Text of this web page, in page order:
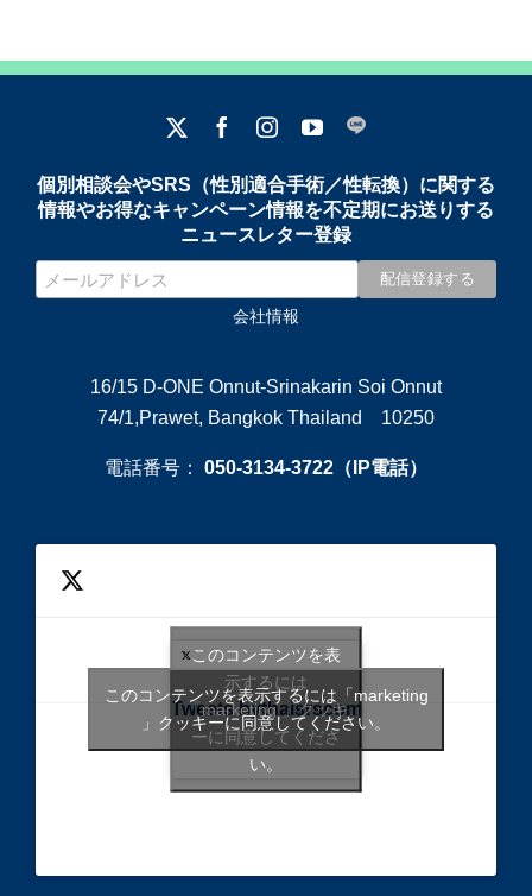
個別相談会やSRS（性別適合手術／性転換）に関する
情報やお得なキャンペーン情報を不定期にお送りする
ニュースレター登録
会社情報
16/15 D-ONE Onnut-Srinakarin Soi Onnut
74/1,Prawet, Bangkok Thailand 10250
電話番号： 050-3134-3722（IP電話）
Tweets bythaisrscom
このコンテンツを表
示するには
「marketing 」クッキ
ーに同意してくださ
い。
このコンテンツを表示するには「marketing
」クッキーに同意してください。